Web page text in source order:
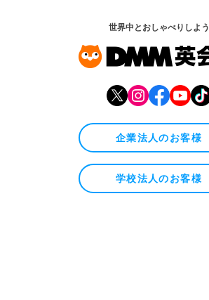
世界中とおしゃべりしよう
企業法人のお客様
学校法人のお客様